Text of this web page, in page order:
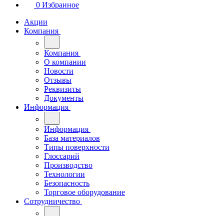
0 Избранное
Акции
Компания
Компания
О компании
Новости
Отзывы
Реквизиты
Документы
Информация
Информация
База материалов
Типы поверхности
Глоссарий
Производство
Технологии
Безопасность
Торговое оборудование
Сотрудничество